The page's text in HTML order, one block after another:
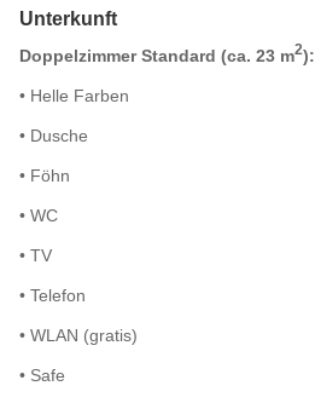
Unterkunft
Doppelzimmer Standard (ca. 23 m2):
• Helle Farben
• Dusche
• Föhn
• WC
• TV
• Telefon
• WLAN (gratis)
• Safe